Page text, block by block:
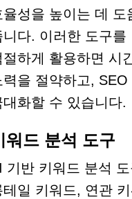
율성을 높이는 데 도
니다. 이러한 도구를
절하게 활용하면 시
력을 절약하고, SEO
대화할 수 있습니다.
워드 분석 도구
기반 키워드 분석
테일 키워드, 연관